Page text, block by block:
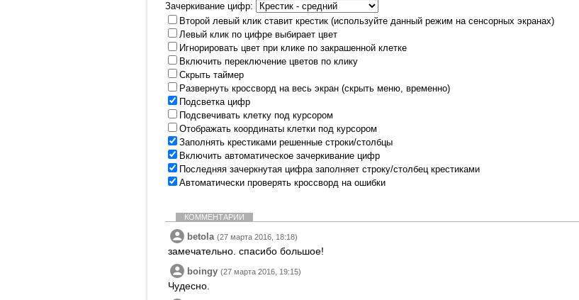
Зачеркивание цифр:
Второй левый клик ставит крестик (используйте данный режим на сенсорных экранах)
Левый клик по цифре выбирает цвет
Игнорировать цвет при клике по закрашенной клетке
Включить переключение цветов по клику
Скрыть таймер
Развернуть кроссворд на весь экран (скрыть меню, временно)
Подсветка цифр
Подсвечивать клетку под курсором
Отображать координаты клетки под курсором
Заполнять крестиками решенные строки/столбцы
Включить автоматическое зачеркивание цифр
Последняя зачеркнутая цифра заполняет строку/столбец крестиками
Автоматически проверять кроссворд на ошибки
КОММЕНТАРИИ
betola (27 марта 2016, 18:18)
замечательно. спасибо большое!
boingy (27 марта 2016, 19:15)
Чудесно.